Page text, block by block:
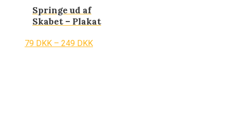
Springe ud af
Skabet – Plakat
79 DKK – 249 DKK